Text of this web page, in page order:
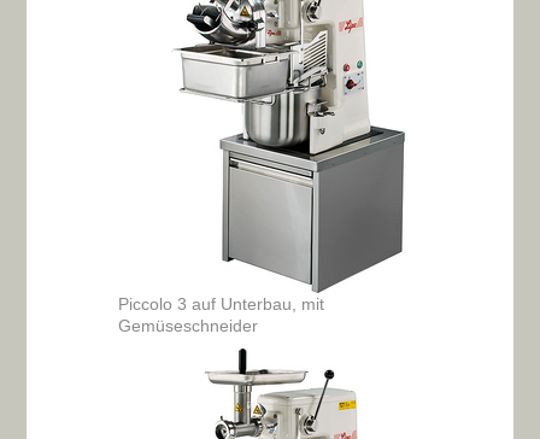
Piccolo 3 auf Unterbau, mit
Gemüseschneider